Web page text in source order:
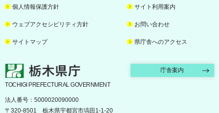
個人情報保護方針 サイト利用案内
ウェブアクセシビリティ方針 お問い合わせ
サイトマップ 県庁舎へのアクセス
栃木県庁 庁舎案内
TOCHIGI PREFECTURAL GOVERNMENT
法人番号：5000020090000
〒320-8501 栃木県宇都宮市塙田1-1-20